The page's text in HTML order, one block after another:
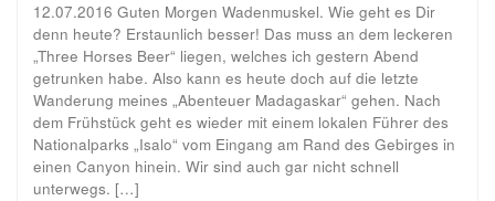
12.07.2016 Guten Morgen Wadenmuskel. Wie geht es Dir
denn heute? Erstaunlich besser! Das muss an dem leckeren
„Three Horses Beer“ liegen, welches ich gestern Abend
getrunken habe. Also kann es heute doch auf die letzte
Wanderung meines „Abenteuer Madagaskar“ gehen. Nach
dem Frühstück geht es wieder mit einem lokalen Führer des
Nationalparks „Isalo“ vom Eingang am Rand des Gebirges in
einen Canyon hinein. Wir sind auch gar nicht schnell
unterwegs. […]